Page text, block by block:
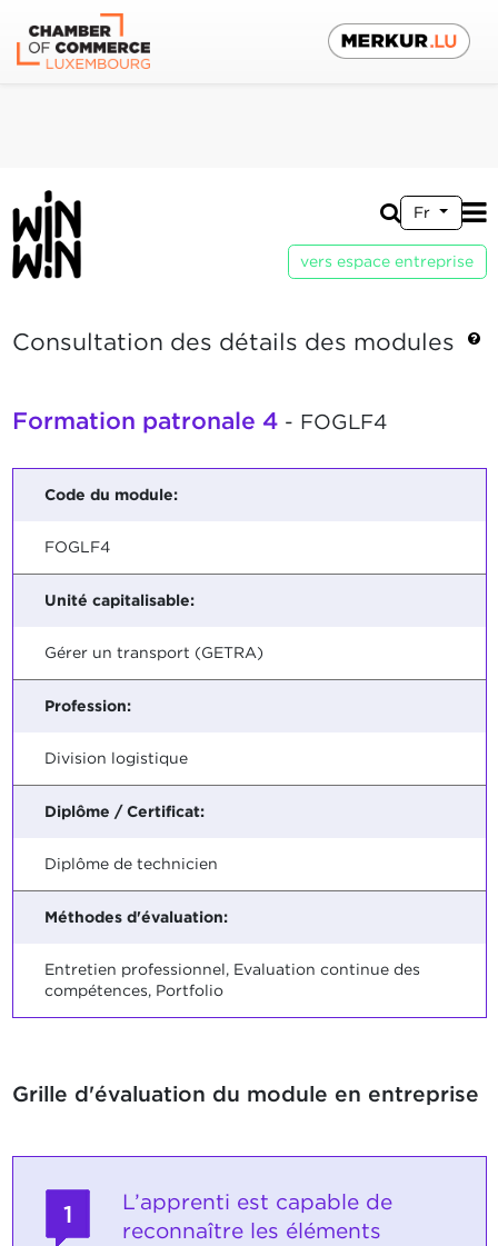
Fr
vers espace entreprise
Consultation des détails des modules
Formation patronale 4- FOGLF4
Code du module:
FOGLF4
Unité capitalisable:
Gérer un transport (GETRA)
Profession:
Division logistique
Diplôme / Certificat:
Diplôme de technicien
Méthodes d'évaluation:
Entretien professionnel, Evaluation continue des
compétences, Portfolio
Grille d'évaluation du module en entreprise
1
L’apprenti est capable de
reconnaître les éléments